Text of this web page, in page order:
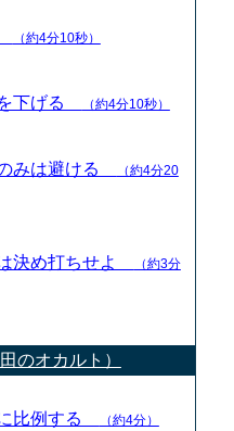
（約4分10秒）
下げる （約4分10秒）
みは避ける
（約4分20
決め打ちせよ
（約3分
のオカルト）
比例する （約4分）